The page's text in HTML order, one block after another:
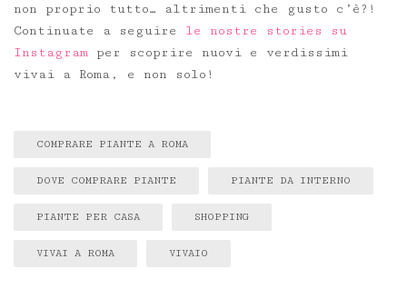
non proprio tutto… altrimenti che gusto c’è?!
Continuate a seguire le nostre stories su
Instagram per scoprire nuovi e verdissimi
vivai a Roma, e non solo!
COMPRARE PIANTE A ROMA
DOVE COMPRARE PIANTE PIANTE DA INTERNO
PIANTE PER CASA SHOPPING
VIVAI A ROMA VIVAIO